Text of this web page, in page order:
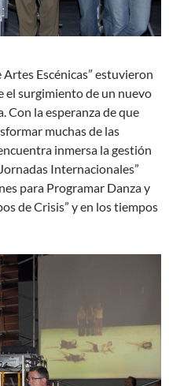
Escénicas” estuvieron
el surgimiento de un nuevo
Con la esperanza de que
muchas de las
inmersa la gestión
Internacionales”
para Programar Danza y
de Crisis” y en los tiempos